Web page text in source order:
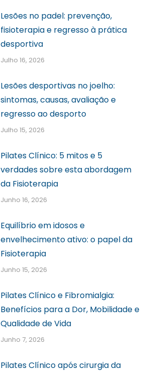
Lesões no padel: prevenção,
fisioterapia e regresso à prática
desportiva
Julho 16, 2026
Lesões desportivas no joelho:
sintomas, causas, avaliação e
regresso ao desporto
Julho 15, 2026
Pilates Clínico: 5 mitos e 5
verdades sobre esta abordagem
da Fisioterapia
Junho 16, 2026
Equilíbrio em idosos e
envelhecimento ativo: o papel da
Fisioterapia
Junho 15, 2026
Pilates Clínico e Fibromialgia:
Benefícios para a Dor, Mobilidade e
Qualidade de Vida
Junho 7, 2026
Pilates Clínico após cirurgia da